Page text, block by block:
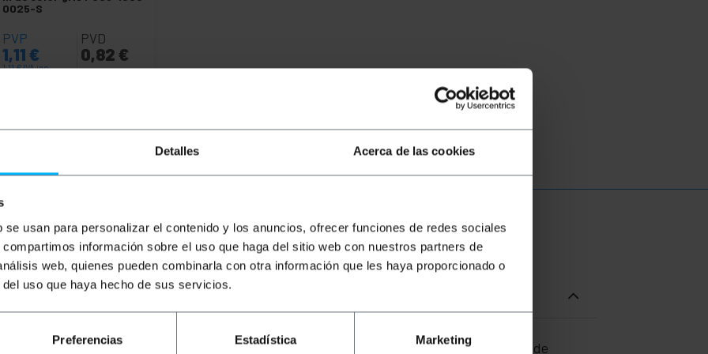
Detalles Acerca de las cookies
usan para personalizar el contenido y los anuncios, ofrecer funciones de redes sociales
información sobre el uso que haga del sitio web con nuestros partners de
web, quienes pueden combinarla con otra información que les haya proporcionado o
uso que haya hecho de sus servicios.
Preferencias Estadística Marketing
0025-S
PVP
1,11 €
1,11€IVA inc.
PVD
0,82 €
Quantitat
6 UTP (Cat.6) de 3 m i de color verd que permet tant la transmissió de dades i veu de